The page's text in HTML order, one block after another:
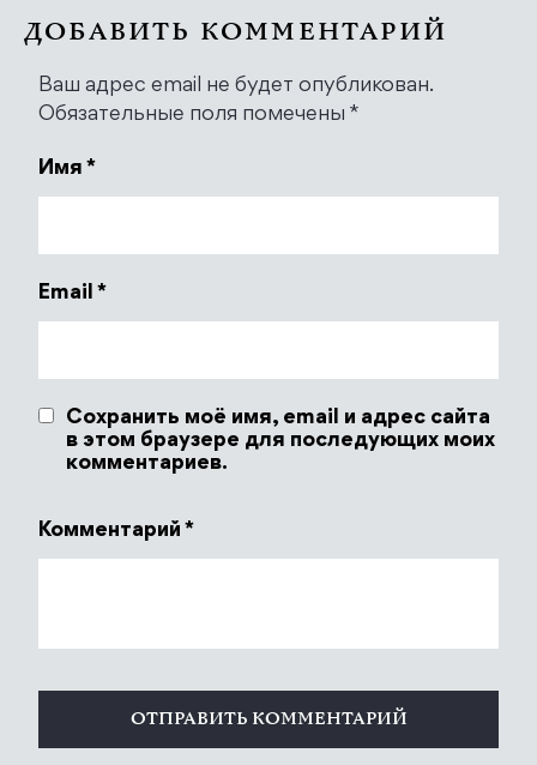
ДОБАВИТЬ КОММЕНТАРИЙ
Ваш адрес email не будет опубликован.
Обязательные поля помечены *
Имя *
Email *
Сохранить моё имя, email и адрес сайта
в этом браузере для последующих моих
комментариев.
Комментарий *